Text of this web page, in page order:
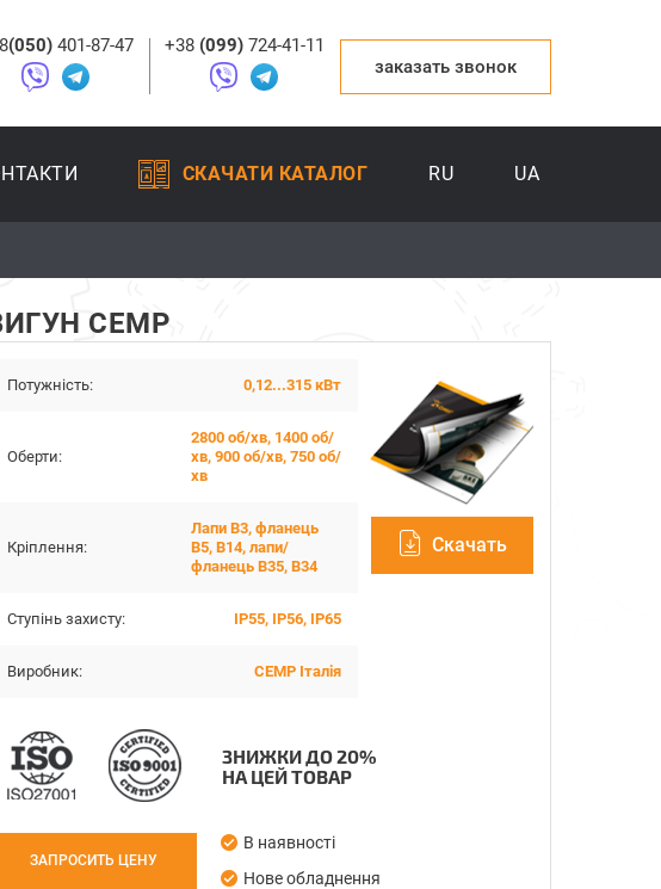
(050) 401-87-47 +38 (099) 724-41-11
заказать звонок
СКАЧАТИ КАТАЛОГ RU UA
CEMP
Потужність: 0,12...315 кВт
Оберти:
2800 об/хв, 1400 об/
хв, 900 об/хв, 750 об/
хв
Кріплення:
Лапи B3, фланець
B5, B14, лапи/
фланець B35, B34
Cтупінь захисту: IP55, IP56, IP65
Виробник: CEMP Італія
Скачать
ЗНИЖКИ ДО 20%
НА ЦЕЙ ТОВАР
ЗАПРОСИТЬ ЦЕНУ
В наявності
Нове обладнення